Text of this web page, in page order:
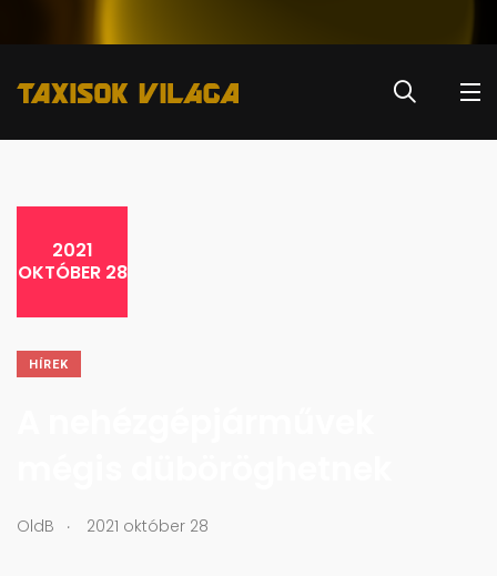
2021
OKTÓBER 28
HÍREK
OldB . 2021 október 28